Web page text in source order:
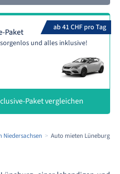
ab 41 CHF pro Tag
Paket
und alles inklusive!
Paket vergleichen
Niedersachsen Auto mieten Lüneburg